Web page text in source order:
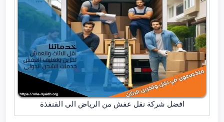
افضل شركة نقل عفش من الرياض الى القنفذة